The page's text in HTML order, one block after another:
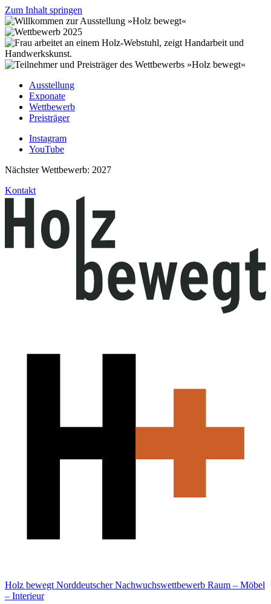
Zum Inhalt springen
Ausstellung
Exponate
Wettbewerb
Preisträger
Instagram
YouTube
Nächster Wettbewerb: 2027
Kontakt
Holz bewegt Norddeutscher Nachwuchswettbewerb Raum – Möbel
– Interieur